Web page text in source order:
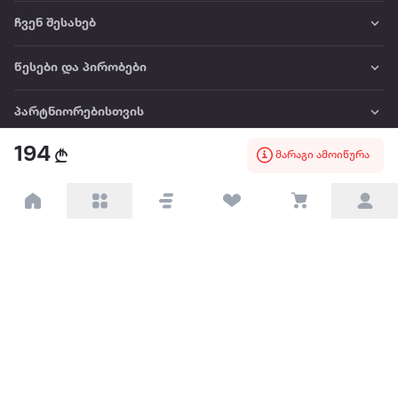
194 მარაგი ამოიწურა
ჩვენ შესახებ
წესები და პირობები
პარტნიორებისთვის
ტრენდული
პოპულარული